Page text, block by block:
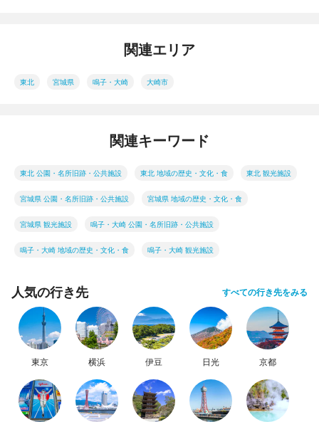
関連エリア
東北 宮城県 鳴子・大崎 大崎市
関連キーワード
東北 公園・名所旧跡・公共施設 東北 地域の歴史・文化・食 東北 観光施設
宮城県 公園・名所旧跡・公共施設 宮城県 地域の歴史・文化・食
宮城県 観光施設 鳴子・大崎 公園・名所旧跡・公共施設
鳴子・大崎 地域の歴史・文化・食 鳴子・大崎 観光施設
人気の行き先 すべての行き先をみる
東京 横浜 伊豆 日光 京都